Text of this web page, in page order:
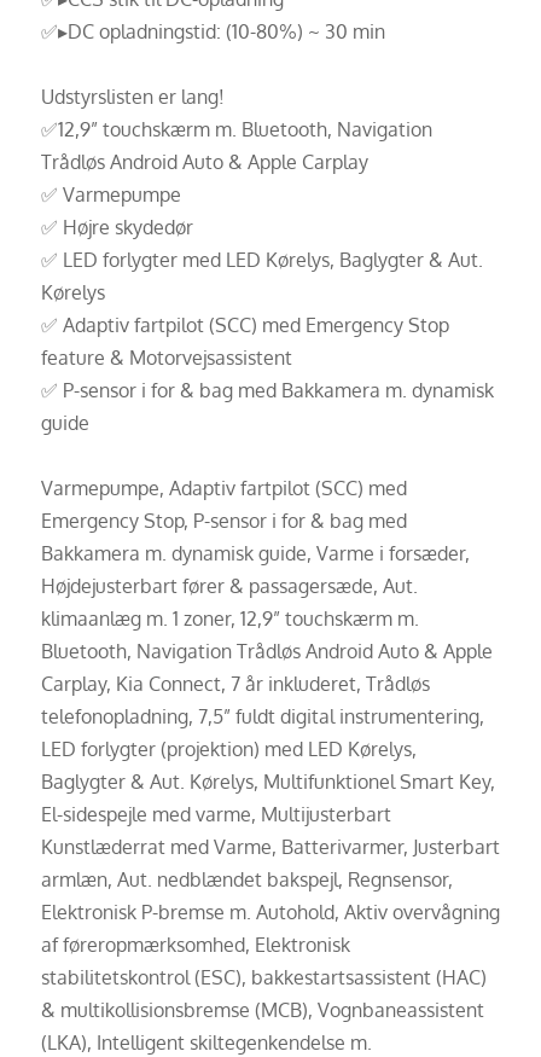
✅▸DC opladningstid: (10-80%) ~ 30 min
Udstyrslisten er lang!
✅12,9” touchskærm m. Bluetooth, Navigation
Trådløs Android Auto & Apple Carplay
✅ Varmepumpe
✅ Højre skydedør
✅ LED forlygter med LED Kørelys, Baglygter & Aut.
Kørelys
✅ Adaptiv fartpilot (SCC) med Emergency Stop
feature & Motorvejsassistent
✅ P-sensor i for & bag med Bakkamera m. dynamisk
guide
Varmepumpe, Adaptiv fartpilot (SCC) med
Emergency Stop, P-sensor i for & bag med
Bakkamera m. dynamisk guide, Varme i forsæder,
Højdejusterbart fører & passagersæde, Aut.
klimaanlæg m. 1 zoner, 12,9” touchskærm m.
Bluetooth, Navigation Trådløs Android Auto & Apple
Carplay, Kia Connect, 7 år inkluderet, Trådløs
telefonopladning, 7,5” fuldt digital instrumentering,
LED forlygter (projektion) med LED Kørelys,
Baglygter & Aut. Kørelys, Multifunktionel Smart Key,
El-sidespejle med varme, Multijusterbart
Kunstlæderrat med Varme, Batterivarmer, Justerbart
armlæn, Aut. nedblændet bakspejl, Regnsensor,
Elektronisk P-bremse m. Autohold, Aktiv overvågning
af føreropmærksomhed, Elektronisk
stabilitetskontrol (ESC), bakkestartsassistent (HAC)
& multikollisionsbremse (MCB), Vognbaneassistent
(LKA), Intelligent skiltegenkendelse m.